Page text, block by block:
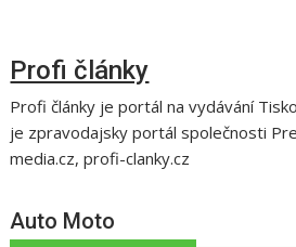
Profi články
Profi články je portál na vydávání
je zpravodajsky portál společnosti
media.cz, profi-clanky.cz
Auto Moto